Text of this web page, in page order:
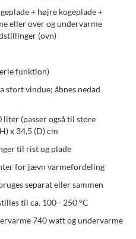
+ højre kogeplade +
eller over og undervarme
(ovn)
funktion)
stort vindue; åbnes nedad
liter (passer også til store
x 34,5 (D) cm
til rist og plade
for jævn varmefordeling
separat eller sammen
til ca. 100 - 250 °C
740 watt og undervarme